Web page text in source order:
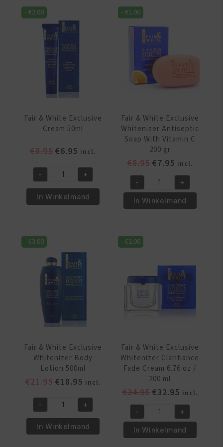
Remover
30ml
aantal
Purifying
Cleansing
Lotion
300ml.
aantal
-€2.00
Fair & White Exclusive
Cream 50ml
€8.95 Oorspronkelijke
was:
€8.95.
€6.95 Huidige
is:
€6.95.
incl.
Fair
&
White
50ml
aantal
- +
In Winkelmand
-€1.00
Fair & White Exclusive
Whitenizer Antiseptic
Soap With Vitamin C
200 gr
€8.95 Oorspronkelijke
was:
€8.95.
€7.95Huidige
prijs
is:
€7.95.
incl.
Fair
&
White
Whitenizer
Antiseptic
Vitamin
200
- +
In Winkelmand
-€3.00
Fair & White Exclusive
Whitenizer Body
Lotion 500ml
€21.95 Oorspronkelijke
was:
€21.95.
€18.95 Huidige
is:
€18.95.
incl.
Fair
&
White
- +
In Winkelmand
-€2.00
Fair & White Exclusive
Whitenizer Clarifiance
Fade Cream 6.76 oz /
200 ml
€34.95 Oorspronkelijke
was:
€34.95.
€32.95Huidige
prijs
is:
€32.95.
incl.
Fair
&
White
- +
In Winkelmand